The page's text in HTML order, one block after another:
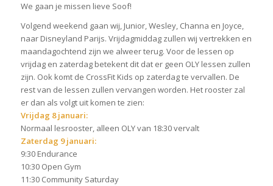
We gaan je missen lieve Soof!
Volgend weekend gaan wij, Junior, Wesley, Channa en Joyce,
naar Disneyland Parijs. Vrijdagmiddag zullen wij vertrekken en
maandagochtend zijn we alweer terug. Voor de lessen op
vrijdag en zaterdag betekent dit dat er geen OLY lessen zullen
zijn. Ook komt de CrossFit Kids op zaterdag te vervallen. De
rest van de lessen zullen vervangen worden. Het rooster zal
er dan als volgt uit komen te zien:
Vrijdag 8 januari:
Normaal lesrooster, alleen OLY van 18:30 vervalt
Zaterdag 9 januari:
9:30 Endurance
10:30 Open Gym
11:30 Community Saturday